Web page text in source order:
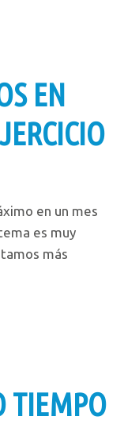
EN
en un mes
es muy
más
TIEMPO